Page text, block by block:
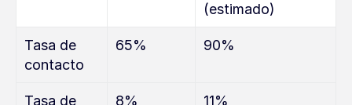
(estimado)
Tasa de
contacto
65% 90%
Tasa de 8% 11%